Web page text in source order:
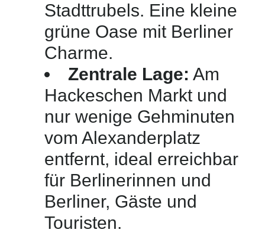
Stadttrubels. Eine kleine
grüne Oase mit Berliner
Charme.
Zentrale Lage: Am
Hackeschen Markt und
nur wenige Gehminuten
vom Alexanderplatz
entfernt, ideal erreichbar
für Berlinerinnen und
Berliner, Gäste und
Touristen.